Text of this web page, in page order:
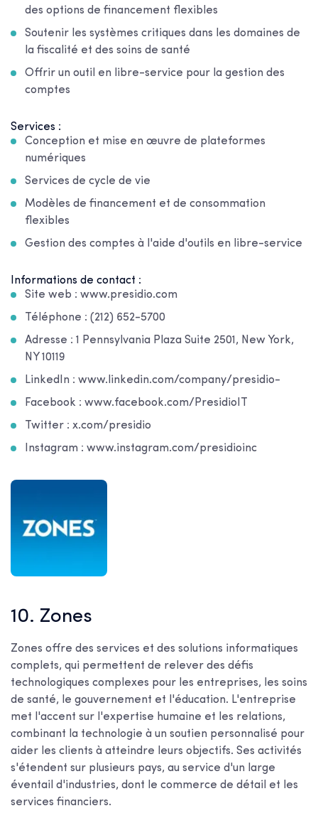
des options de financement flexibles
Soutenir les systèmes critiques dans les domaines de
la fiscalité et des soins de santé
Offrir un outil en libre-service pour la gestion des
comptes
Services :
Conception et mise en œuvre de plateformes
numériques
Services de cycle de vie
Modèles de financement et de consommation
flexibles
Gestion des comptes à l'aide d'outils en libre-service
Informations de contact :
Site web : www.presidio.com
Téléphone : (212) 652-5700
Adresse : 1 Pennsylvania Plaza Suite 2501, New York,
NY 10119
LinkedIn : www.linkedin.com/company/presidio-
Facebook : www.facebook.com/PresidioIT
Twitter : x.com/presidio
Instagram : www.instagram.com/presidioinc
10. Zones
Zones offre des services et des solutions informatiques
complets, qui permettent de relever des défis
technologiques complexes pour les entreprises, les soins
de santé, le gouvernement et l'éducation. L'entreprise
met l'accent sur l'expertise humaine et les relations,
combinant la technologie à un soutien personnalisé pour
aider les clients à atteindre leurs objectifs. Ses activités
s'étendent sur plusieurs pays, au service d'un large
éventail d'industries, dont le commerce de détail et les
services financiers.